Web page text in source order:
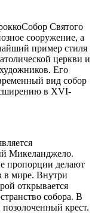
Собор Святого
сооружение, а
пример стиля
церкви и
Его
вид собор
в XVI-
Микеланджело.
пропорции делают
в мире. Внутри
открывается
собора. В
крест.